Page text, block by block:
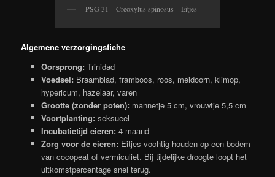
PSG 31 – Creoxylus spinosus – Eitjes
Algemene verzorgingsfiche
Oorsprong: Trinidad
Voedsel: Braamblad, framboos, roos, meidoorn, klimop,
hypericum, hazelaar, varen
Grootte (zonder poten): mannetje 5 cm, vrouwtje 5,5 cm
Voortplanting: seksueel
Incubatietijd eieren: 4 maand
Zorg voor de eieren: Eitjes vochtig houden op een bodem
van cocopeat of vermiculiet. Bij tijdelijke droogte loopt het
uitkomstpercentage snel terug.